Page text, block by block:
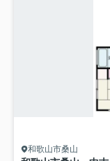
和歌山市桑山